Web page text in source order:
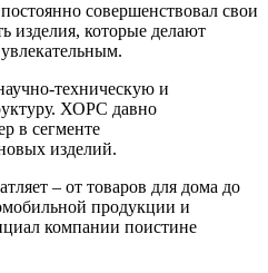
совершенствовал свои
изделия, которые делают
техническую и
ХОРС давно
в сегменте
изделий.
– от товаров для дома до
продукции и
компании поистине